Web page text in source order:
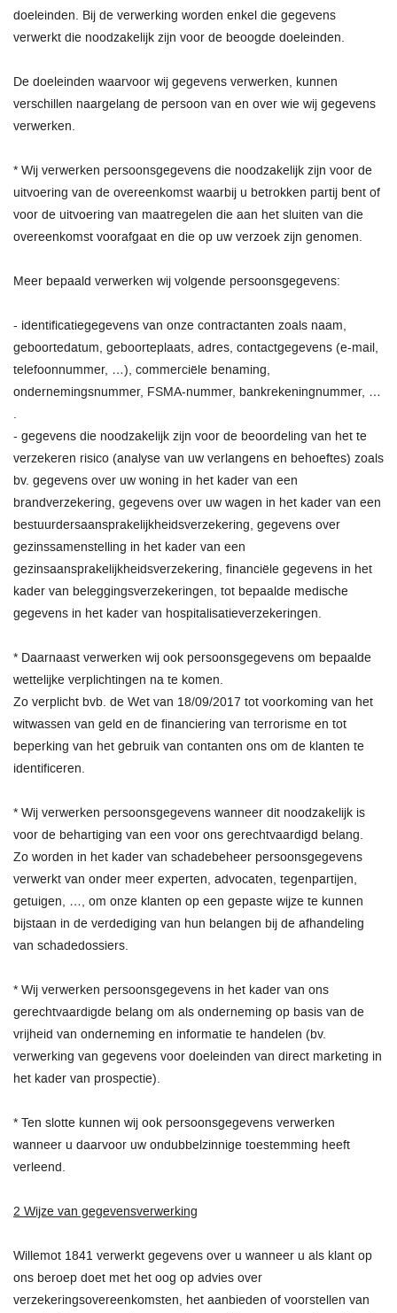
doeleinden. Bij de verwerking worden enkel die gegevens
verwerkt die noodzakelijk zijn voor de beoogde doeleinden.
De doeleinden waarvoor wij gegevens verwerken, kunnen
verschillen naargelang de persoon van en over wie wij gegevens
verwerken.
* Wij verwerken persoonsgegevens die noodzakelijk zijn voor de
uitvoering van de overeenkomst waarbij u betrokken partij bent of
voor de uitvoering van maatregelen die aan het sluiten van die
overeenkomst voorafgaat en die op uw verzoek zijn genomen.
Meer bepaald verwerken wij volgende persoonsgegevens:
- identificatiegegevens van onze contractanten zoals naam,
geboortedatum, geboorteplaats, adres, contactgegevens (e-mail,
telefoonnummer, …), commerciële benaming,
ondernemingsnummer, FSMA-nummer, bankrekeningnummer, …
.
- gegevens die noodzakelijk zijn voor de beoordeling van het te
verzekeren risico (analyse van uw verlangens en behoeftes) zoals
bv. gegevens over uw woning in het kader van een
brandverzekering, gegevens over uw wagen in het kader van een
bestuurdersaansprakelijkheidsverzekering, gegevens over
gezinssamenstelling in het kader van een
gezinsaansprakelijkheidsverzekering, financiële gegevens in het
kader van beleggingsverzekeringen, tot bepaalde medische
gegevens in het kader van hospitalisatieverzekeringen.
* Daarnaast verwerken wij ook persoonsgegevens om bepaalde
wettelijke verplichtingen na te komen.
Zo verplicht bvb. de Wet van 18/09/2017 tot voorkoming van het
witwassen van geld en de financiering van terrorisme en tot
beperking van het gebruik van contanten ons om de klanten te
identificeren.
* Wij verwerken persoonsgegevens wanneer dit noodzakelijk is
voor de behartiging van een voor ons gerechtvaardigd belang.
Zo worden in het kader van schadebeheer persoonsgegevens
verwerkt van onder meer experten, advocaten, tegenpartijen,
getuigen, …, om onze klanten op een gepaste wijze te kunnen
bijstaan in de verdediging van hun belangen bij de afhandeling
van schadedossiers.
* Wij verwerken persoonsgegevens in het kader van ons
gerechtvaardigde belang om als onderneming op basis van de
vrijheid van onderneming en informatie te handelen (bv.
verwerking van gegevens voor doeleinden van direct marketing in
het kader van prospectie).
* Ten slotte kunnen wij ook persoonsgegevens verwerken
wanneer u daarvoor uw ondubbelzinnige toestemming heeft
verleend.
2 Wijze van gegevensverwerking
Willemot 1841 verwerkt gegevens over u wanneer u als klant op
ons beroep doet met het oog op advies over
verzekeringsovereenkomsten, het aanbieden of voorstellen van